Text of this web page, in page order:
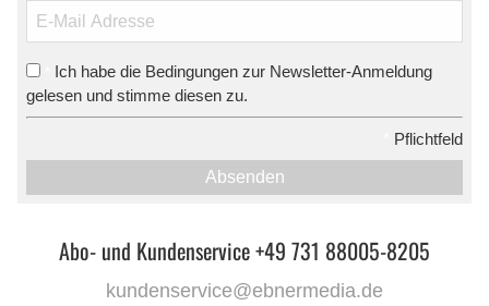
Ich habe die Bedingungen zur Newsletter-Anmeldung
gelesen und stimme diesen zu.
Pflichtfeld
Absenden
Abo- und Kundenservice +49 731 88005-8205
kundenservice@ebnermedia.de